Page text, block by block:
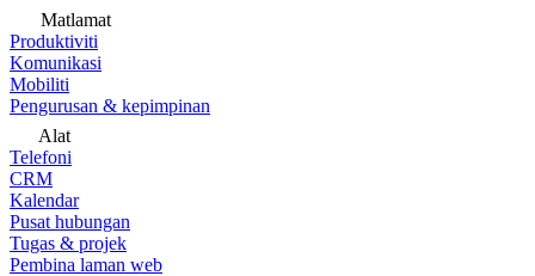
Matlamat
Produktiviti
Komunikasi
Mobiliti
Pengurusan & kepimpinan
Alat
Telefoni
CRM
Kalendar
Pusat hubungan
Tugas & projek
Pembina laman web